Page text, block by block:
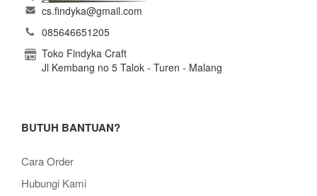
cs.findyka@gmail.com
085646651205
Toko Findyka Craft
Jl Kembang no 5 Talok - Turen - Malang
BUTUH BANTUAN?
Cara Order
Hubungi Kami